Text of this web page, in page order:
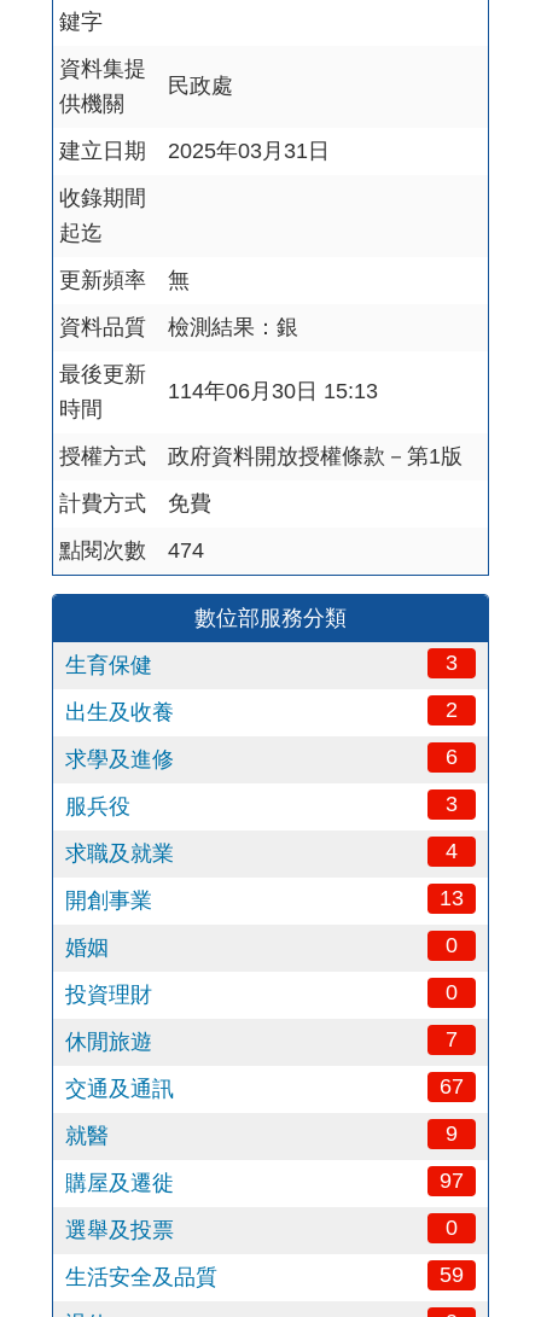
數位部服務分類
生育保健
3
出生及收養 2
求學及進修 6
服兵役 3
求職及就業 4
開創事業 13
婚姻 0
投資理財 0
休閒旅遊 7
交通及通訊 67
就醫 9
購屋及遷徙 97
選舉及投票 0
生活安全及品質 59
鍵字
資料集提
供機關
民政處
建立日期
2025年03月31日
收錄期間
起迄
更新頻率
無
資料品質
檢測結果：銀
最後更新
時間
114年06月30日 15:13
授權方式
政府資料開放授權條款－第1版
計費方式
免費
點閱次數
474